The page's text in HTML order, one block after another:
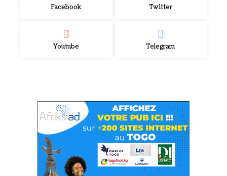
Facebook Twitter
Youtube Telegram